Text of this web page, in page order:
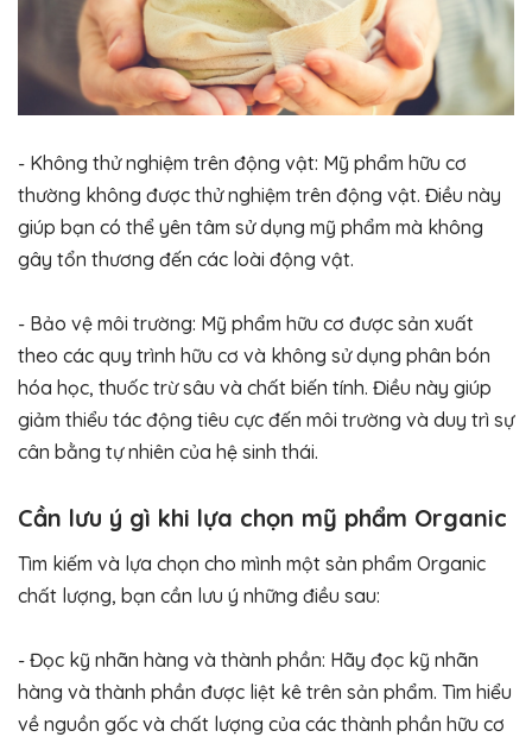
- Không thử nghiệm trên động vật: Mỹ phẩm hữu cơ
thường không được thử nghiệm trên động vật. Điều này
giúp bạn có thể yên tâm sử dụng mỹ phẩm mà không
gây tổn thương đến các loài động vật.
- Bảo vệ môi trường: Mỹ phẩm hữu cơ được sản xuất
theo các quy trình hữu cơ và không sử dụng phân bón
hóa học, thuốc trừ sâu và chất biến tính. Điều này giúp
giảm thiểu tác động tiêu cực đến môi trường và duy trì sự
cân bằng tự nhiên của hệ sinh thái.
Cần lưu ý gì khi lựa chọn mỹ phẩm Organic
Tìm kiếm và lựa chọn cho mình một sản phẩm Organic
chất lượng, bạn cần lưu ý những điều sau:
- Đọc kỹ nhãn hàng và thành phần: Hãy đọc kỹ nhãn
hàng và thành phần được liệt kê trên sản phẩm. Tìm hiểu
về nguồn gốc và chất lượng của các thành phần hữu cơ